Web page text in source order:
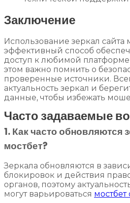
Заключение
Использование зеркал сайта
эффективный способ
доступ к любимой платформе
этом важно помнить о
проверенные источники.
актуальность зеркал и
данные, чтобы избежать
Часто задаваемые
1. Как часто обновляются
мостбет?
Зеркала обновляются в
блокировок и действия
органов, поэтому
могут варьироваться мостбет